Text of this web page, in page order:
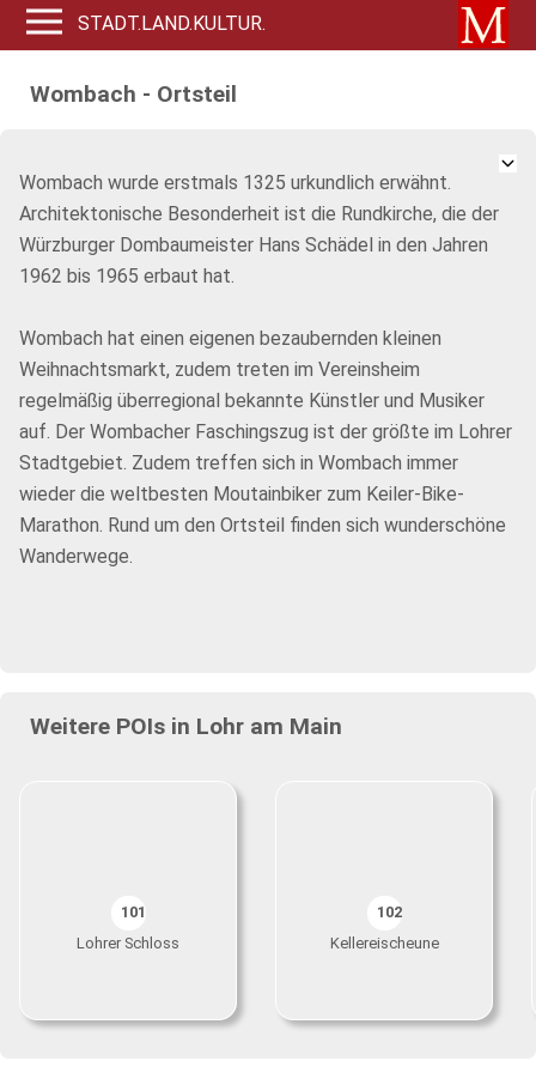
STADT.LAND.KULTUR.
Wombach - Ortsteil
Wombach wurde erstmals 1325 urkundlich erwähnt.
Architektonische Besonderheit ist die Rundkirche, die der
Würzburger Dombaumeister Hans Schädel in den Jahren
1962 bis 1965 erbaut hat.
Wombach hat einen eigenen bezaubernden kleinen
Weihnachtsmarkt, zudem treten im Vereinsheim
regelmäßig überregional bekannte Künstler und Musiker
auf. Der Wombacher Faschingszug ist der größte im Lohrer
Stadtgebiet. Zudem treffen sich in Wombach immer
wieder die weltbesten Moutainbiker zum Keiler-Bike-
Marathon. Rund um den Ortsteil finden sich wunderschöne
Wanderwege.
Weitere POIs in Lohr am Main
101
Lohrer Schloss
102
Kellereischeune